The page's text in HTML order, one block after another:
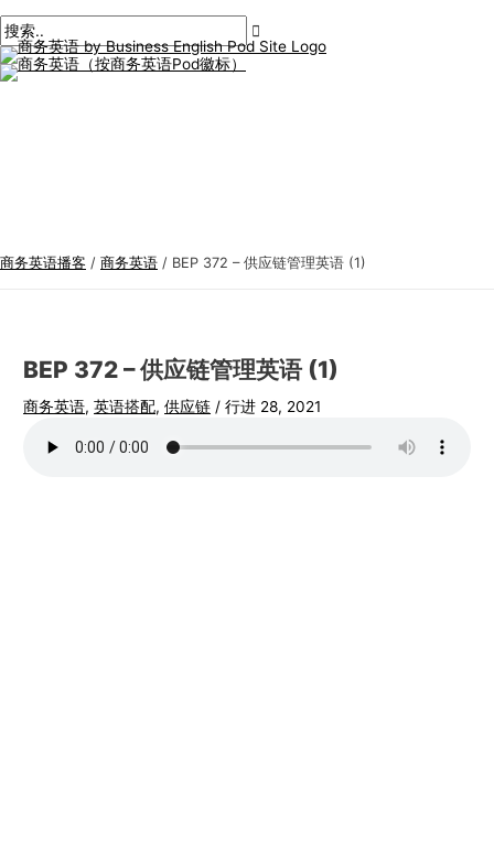
至
内
容
菜
商务英语播客 / 商务英语 / BEP 372 – 供应链管理英语 (1)
BEP 372 – 供应链管理英语 (1)
商务英语,英语搭配,供应链 /行进 28, 2021
子
导
航
此
输
名
*
子
邮
商
务
英
搜
索
: